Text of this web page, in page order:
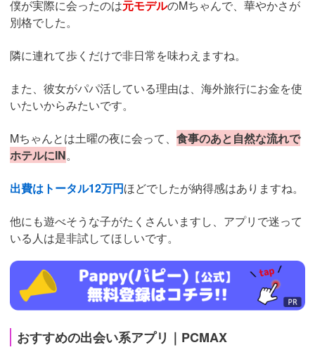
僕が実際に会ったのは元モデルのMちゃんで、華やかさが
別格でした。
隣に連れて歩くだけで非日常を味わえますね。
また、彼女がパパ活している理由は、海外旅行にお金を使
いたいからみたいです。
Mちゃんとは土曜の夜に会って、 食事のあと自然な流れで
ホテルにIN。
出費はトータル12万円ほどでしたが納得感はありますね。
他にも遊べそうな子がたくさんいますし、アプリで迷って
いる人は是非試してほしいです。
https://fam-
ad.com/ad/p/r?
_site=71705&_article=40407
おすすめの出会い系アプリ｜PCMAX